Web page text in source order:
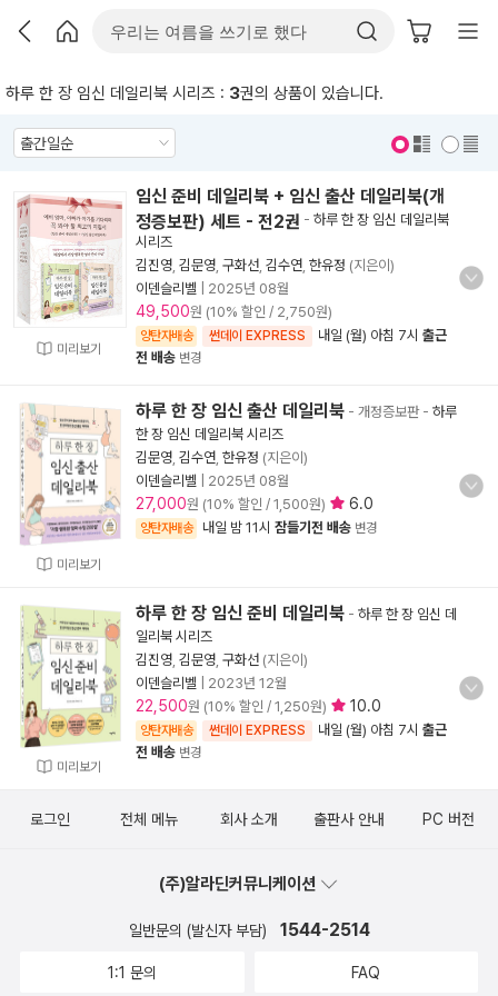
하루 한 장 임신 데일리북 시리즈 : 3권의 상품이 있습니다.
미리보기
임신 준비 데일리북 + 임신 출산 데일리북(개
정증보판) 세트 - 전2권 - 하루 한 장 임신 데일리북
시리즈
김진영 김문영 구화선 김수연 한유정 (지은이)
이덴슬리벨
2025년 08월
49,500원 (10% 할인 / 2,750원)
양탄자배송 썬데이 EXPRESS 내일 (월) 아침 7시 출근
전 배송 변경
미리보기
하루 한 장 임신 출산 데일리북 - 개정증보판- 하루
한 장 임신 데일리북 시리즈
김문영 김수연 한유정 (지은이)
이덴슬리벨
2025년 08월
27,000원 (10% 할인 / 1,500원) 6.0
양탄자배송 내일 밤 11시 잠들기전 배송 변경
미리보기
하루 한 장 임신 준비 데일리북 - 하루 한 장 임신 데
일리북 시리즈
김진영 김문영 구화선 (지은이)
이덴슬리벨
2023년 12월
22,500원 (10% 할인 / 1,250원) 10.0
양탄자배송 썬데이 EXPRESS 내일 (월) 아침 7시 출근
전 배송 변경
로그인 전체 메뉴 회사 소개 출판사 안내 PC 버전
(주)알라딘커뮤니케이션
일반문의 (발신자 부담) 1544-2514
1:1 문의 FAQ